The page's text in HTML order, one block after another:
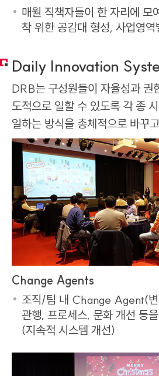
매월 직책자들이 한 자리에 모
착 위한 공감대 형성, 사업영
Daily Innovation
DRB는 구성원들이 자율성과 권
도적으로 일할 수 있도록 각 종
일하는 방식을 총체적으로 바꾸
Change Agents
조직/팀 내 Change Agent(
관행, 프로세스, 문화 개선 등
(지속적 시스템 개선)